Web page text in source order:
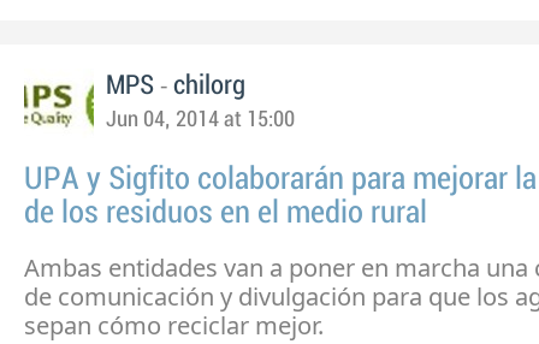
MPS - chilorg
Jun 04, 2014 at 15:00
UPA y Sigfito colaborarán para mejorar
de los residuos en el medio rural
Ambas entidades van a poner en marcha una
de comunicación y divulgación para que los
sepan cómo reciclar mejor.